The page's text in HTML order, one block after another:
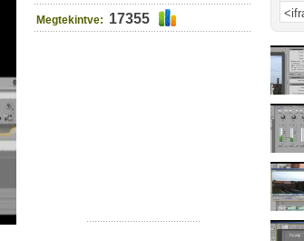
Megtekintve: 17355